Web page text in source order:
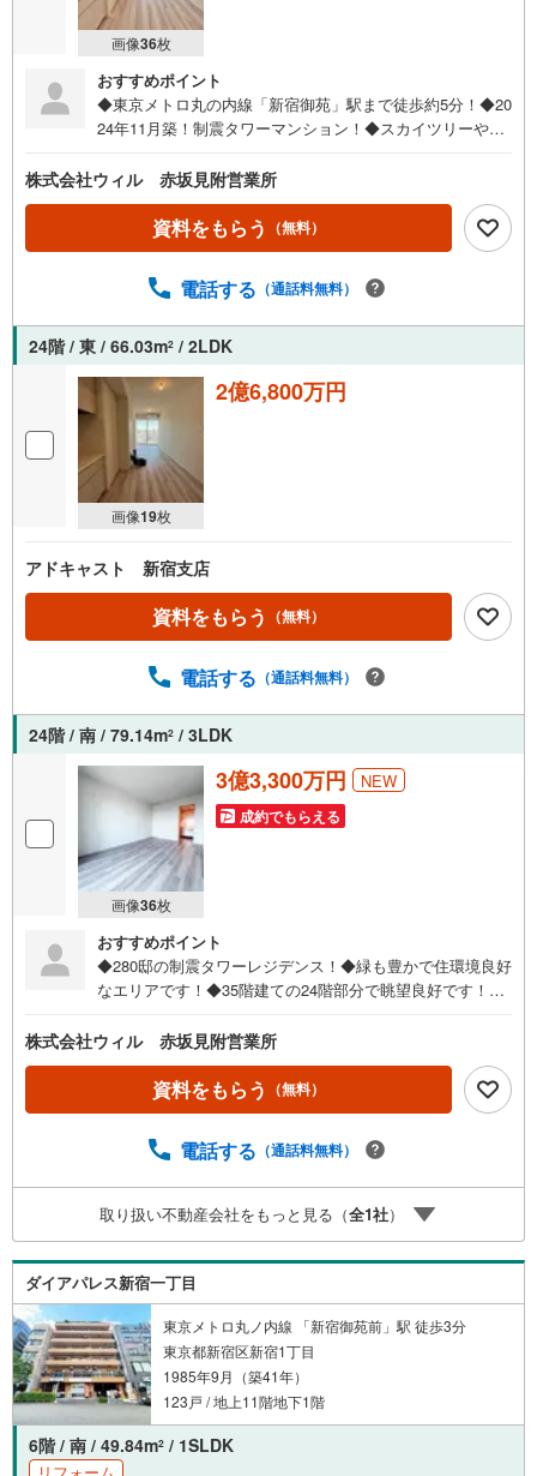
画像36枚
おすすめポイント
◆東京メトロ丸の内線「新宿御苑」駅まで徒歩約5分！◆20
24年11月築！制震タワーマンション！◆スカイツリーや赤
など室内設備が充実！◆食洗器・ディスポーザー付きのL字
型キッチン！家事がはかどります！◆WIC含む全居室収納
付き！専用トランクルームも有り、室内スッキリ快適！◆
大切な家族の一員である、ペットと一緒に暮らせます（細
1分！日々のお買い物にも便利！◆緑あふれる「新宿御苑」
0:00～19:00】上記時間はお電話が繋がりやすくなっており
ます。ぜひお気軽にご連絡下さい！現地を見学される場合
は「室内・現地を見学する（無料）」ボタンよりご希望の
日時をご記入いただけますとスムーズにご案内が可能で
す。【ウィル不動産販売はここが強み】（1）住宅ローンに
精通したローン専門部署があります！（2）施工実績多数の
リフォーム部門も社内にあります！（3）定休日なし！
株式会社ウィル 赤坂見附営業所
資料をもらう （無料）
電話する （通話料無料）
24階 / 東 / 66.03m2 / 2LDK
画像19枚
2億6,800万円
アドキャスト 新宿支店
資料をもらう （無料）
電話する （通話料無料）
24階 / 南 / 79.14m2 / 3LDK
画像36枚
3億3,300万円 NEW
成約でもらえる
おすすめポイント
◆280邸の制震タワーレジデンス！◆緑も豊かで住環境良好
なエリアです！◆35階建ての24階部分で眺望良好です！◆
で、明るい陽射しと気持ちの良い風を感じられるお住まい
です！◆全居室5帖以上のゆとりの間取り設計です！◆LDK
は約17帖とゆとりの空間がございます！◆各居室に収納が
設けられており、お部屋のスペースを有効的に使えます◆
ルコニーは開放感がございます！◆大切な家族の一員であ
～19:00】上記時間はお電話が繋がりやすくなっておりま
す。ぜひお気軽にご連絡下さい！現地を見学される場合は
時をご記入いただけますとスムーズにご案内が可能です。
【ウィル不動産販売はここが強み】（1）住宅ローンに精通
したローン専門部署があります！（2）施工実績多数のリフ
ォーム部門も社内にあります！（3）定休日なし！
株式会社ウィル 赤坂見附営業所
資料をもらう （無料）
電話する （通話料無料）
取り扱い不動産会社をもっと見る（全1社）
ダイアパレス新宿一丁目
東京メトロ丸ノ内線 「新宿御苑前」駅 徒歩3分
東京都新宿区新宿1丁目
1985年9月（築41年）
123戸 / 地上11階地下1階
6階 / 南 / 49.84m2 / 1SLDK